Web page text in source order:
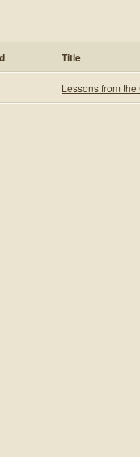
Title
Lessons from